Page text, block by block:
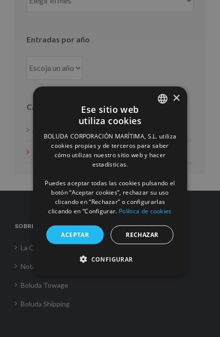
por
Entradas por año
Categorías
Noticias
SOBRE NOSOTROS
La Corporación
Noticias
Boluda Towage
Boluda Shipping
ENGLISH
FRENCH
×
Ese sitio web
utiliza cookies
BOLUDA CORPORACIÓN MARÍTIMA, S.L. utiliza
cookies propias y de terceros para saber
cómo utilizas nuestro sitio web y hacer
estadísticas.
Puedes aceptar todas las cookies pulsando el
botón “Aceptar cookies”, rechazar su uso
clicando en “Rechazar” o configurarlas
clicando en “Configurar. Política de cookies
ACEPTAR RECHAZAR
CONFIGURAR